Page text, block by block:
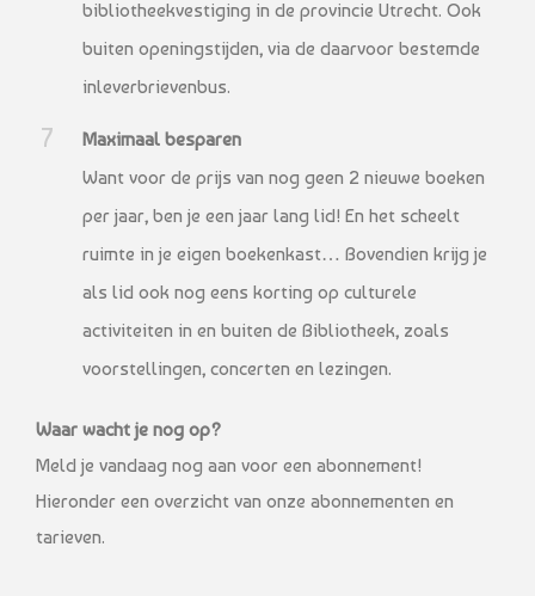
bibliotheekvestiging in de provincie Utrecht. Ook
buiten openingstijden, via de daarvoor bestemde
inleverbrievenbus.
Maximaal besparen
Want voor de prijs van nog geen 2 nieuwe boeken
per jaar, ben je een jaar lang lid! En het scheelt
ruimte in je eigen boekenkast… Bovendien krijg je
als lid ook nog eens korting op culturele
activiteiten in en buiten de Bibliotheek, zoals
voorstellingen, concerten en lezingen.
Waar wacht je nog op?
Meld je vandaag nog aan voor een abonnement!
Hieronder een overzicht van onze abonnementen en
tarieven.